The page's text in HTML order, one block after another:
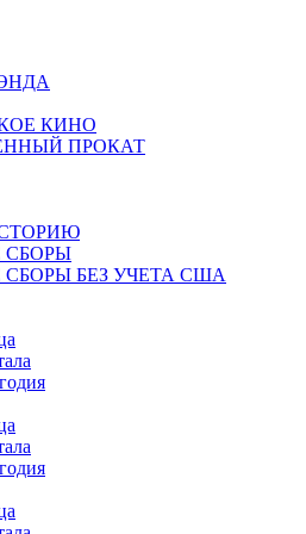
КИНО
ПРОКАТ
БЕЗ УЧЕТА США